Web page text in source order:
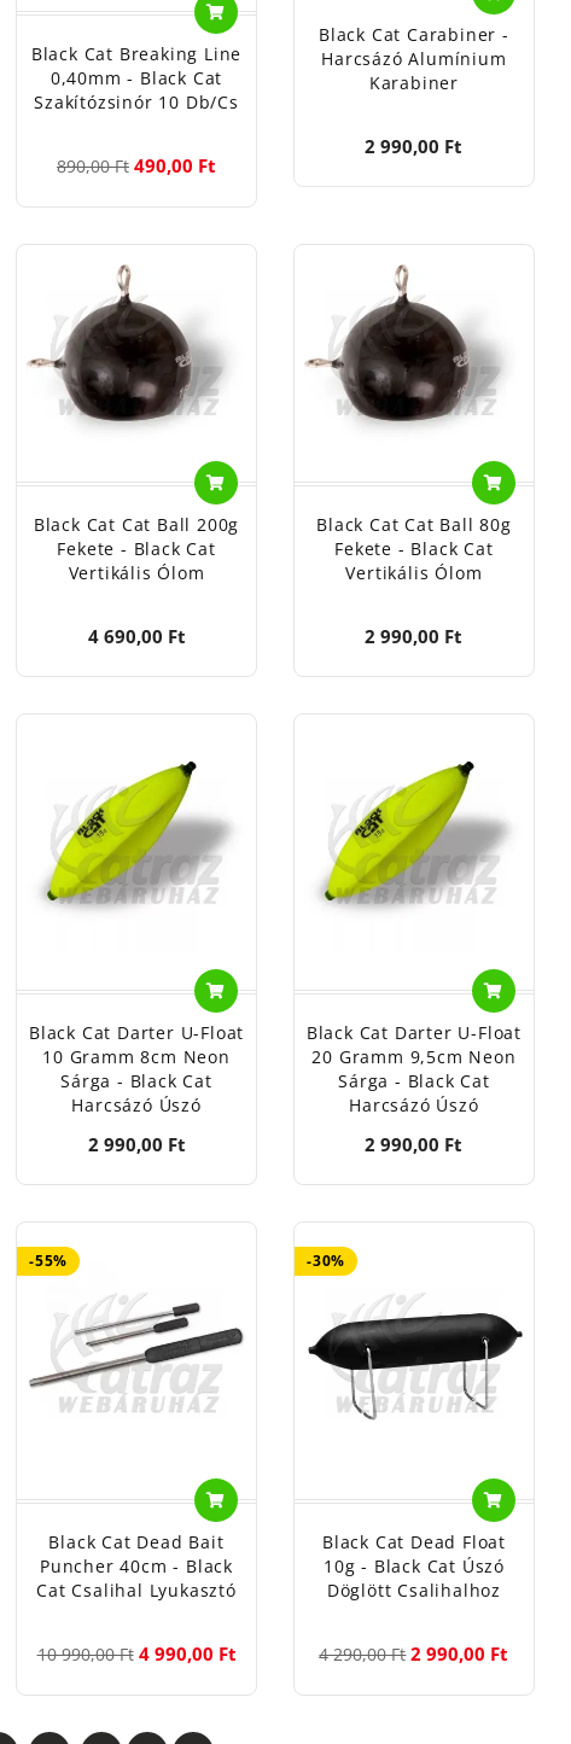
Black Cat Breaking Line
0,40mm - Black Cat
Szakítózsinór 10 Db/cs
890,00 Ft 490,00 Ft
Black Cat Carabiner -
Harcsázó Alumínium
Karabiner
2 990,00 Ft
Black Cat Cat Ball 200g
Fekete - Black Cat
Vertikális Ólom
4 690,00 Ft
Black Cat Cat Ball 80g
Fekete - Black Cat
Vertikális Ólom
2 990,00 Ft
Black Cat Darter U-Float
10 Gramm 8cm Neon
Sárga - Black Cat
Harcsázó Úszó
2 990,00 Ft
Black Cat Darter U-Float
20 Gramm 9,5cm Neon
Sárga - Black Cat
Harcsázó Úszó
2 990,00 Ft
-55%
Black Cat Dead Bait
Puncher 40cm - Black
Cat Csalihal Lyukasztó
10 990,00 Ft 4 990,00 Ft
-30%
Black Cat Dead Float
10g - Black Cat Úszó
Döglött Csalihalhoz
4 290,00 Ft 2 990,00 Ft